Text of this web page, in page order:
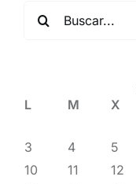
L
M X
3
4 5
10
11 12